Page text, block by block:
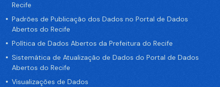
Recife
Padrões de Publicação dos Dados no Portal de Dados
Abertos do Recife
Política de Dados Abertos da Prefeitura do Recife
Sistemática de Atualização de Dados do Portal de Dados
Abertos do Recife
Visualizações de Dados